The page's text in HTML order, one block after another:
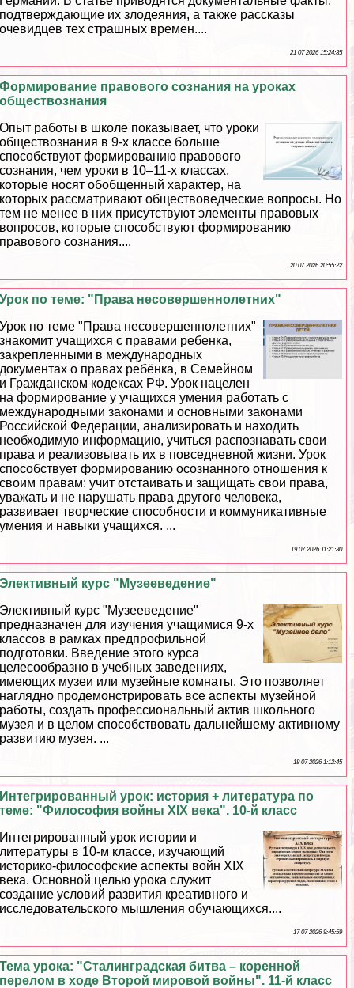
подтверждающие их злодеяния, а также рассказы
очевидцев тех страшных времен....
21 07 2026 15:24:35
Формирование правового сознания на уроках
обществознания
Опыт работы в школе показывает, что уроки
обществознания в 9-х классе больше
способствуют формированию правового
сознания, чем уроки в 10–11-х классах,
которые носят обобщенный хаpaктер, на
которых рассматривают обществоведческие вопросы. Но
тем не менее в них присутствуют элементы правовых
вопросов, которые способствуют формированию
правового сознания....
20 07 2026 20:55:22
Урок по теме: "Права несовершеннолетних"
Урок по теме "Права несовершеннолетних"
знакомит учащихся с правами ребенка,
закрепленными в международных
документах о правах ребёнка, в Семейном
и Гражданском кодексах РФ. Урок нацелен
на формирование у учащихся умения работать с
международными законами и основными законами
Российской Федерации, анализировать и находить
необходимую информацию, учиться распознавать свои
права и реализовывать их в повседневной жизни. Урок
способствует формированию осознанного отношения к
своим правам: учит отстаивать и защищать свои права,
уважать и не нарушать права другого человека,
развивает творческие способности и коммуникативные
умения и навыки учащихся. ...
19 07 2026 11:21:30
Элективный курс "Музееведение"
Элективный курс "Музееведение"
предназначен для изучения учащимися 9-х
классов в рамках предпрофильной
подготовки. Введение этого курса
целесообразно в учебных заведениях,
имеющих музеи или музейные комнаты. Это позволяет
наглядно продемонстрировать все аспекты музейной
работы, создать профессиональный актив школьного
музея и в целом способствовать дальнейшему активному
развитию музея. ...
18 07 2026 1:12:45
Интегрированный урок: история + литература по
теме: "Философия войны XIX века". 10-й класс
Интегрированный урок истории и
литературы в 10-м классе, изучающий
историко-философские аспекты войн XIX
века. Основной целью урока служит
создание условий развития креативного и
исследовательского мышления обучающихся....
17 07 2026 9:45:59
Тема урока: "Сталинградская битва – коренной
перелом в ходе Второй мировой войны". 11-й класс